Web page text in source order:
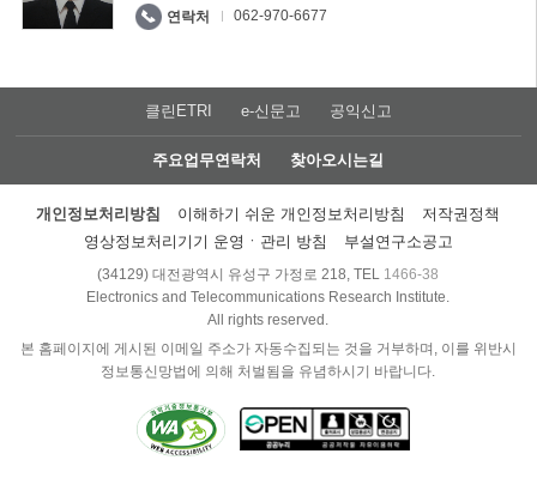
연락처 062-970-6677
클린ETRI e-신문고 공익신고
주요업무연락처 찾아오시는길
개인정보처리방침 이해하기 쉬운 개인정보처리방침
저작권정책
영상정보처리기기 운영ㆍ관리 방침
부설연구소공고
(34129) 대전광역시 유성구 가정로 218, TEL 1466-38
Electronics and Telecommunications Research Institute.
All rights reserved.
본 홈페이지에 게시된 이메일 주소가 자동수집되는 것을 거부하며, 이를 위반시
정보통신망법에 의해 처벌됨을 유념하시기 바랍니다.